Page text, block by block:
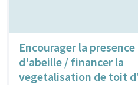
Encourager la
d'abeille / financer la
vegetalisation de toit